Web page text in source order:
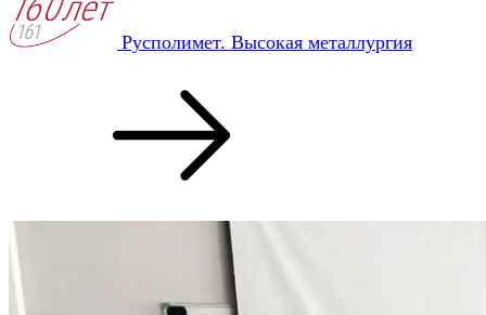
Русполимет. Высокая металлургия